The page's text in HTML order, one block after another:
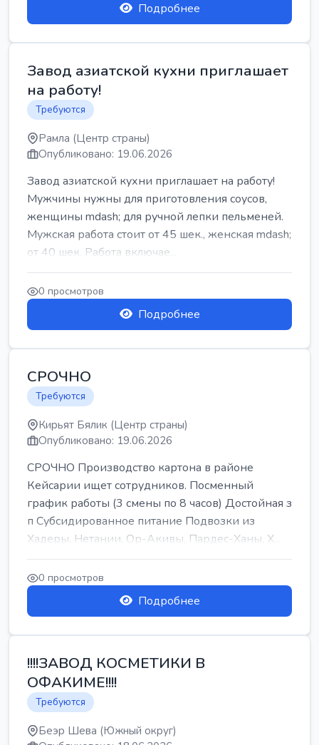
Подробнее
Завод азиатской кухни приглашает
на работу!
Требуются
Рамла (Центр страны)
Опубликовано: 19.06.2026
Завод азиатской кухни приглашает на работу!
Мужчины нужны для приготовления соусов,
женщины mdash; для ручной лепки пельменей.
Мужская работа стоит от 45 шек., женская mdash;
от 40 шек. Работа включае...
0 просмотров
Подробнее
СРОЧНО
Требуются
Кирьят Бялик (Центр страны)
Опубликовано: 19.06.2026
СРОЧНО Производство картона в районе
Кейсарии ищет сотрудников. Посменный
график работы (3 смены по 8 часов) Достойная з
п Субсидированное питание Подвозки из
Хадеры, Нетании, Ор-Акивы, Пардес-Ханы, Х...
0 просмотров
Подробнее
!!!!ЗАВОД КОСМЕТИКИ В
ОФАКИМЕ!!!!
Требуются
Беэр Шева (Южный округ)